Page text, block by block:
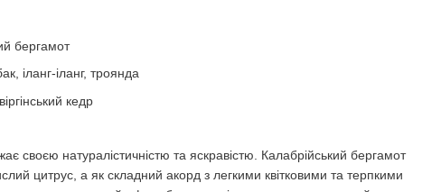
бергамот
іланг-іланг, троянда
кедр
своєю натуралістичністю та яскравістю. Калабрійський бергамот
цитрус, а як складний акорд з легкими квітковими та терпкими